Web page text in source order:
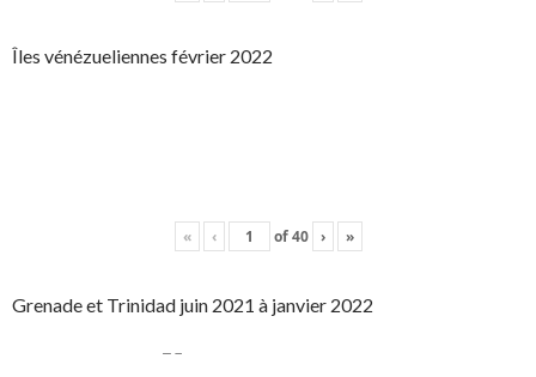
Îles vénézueliennes février 2022
« ‹ of40 › »
Grenade et Trinidad juin 2021 à janvier 2022